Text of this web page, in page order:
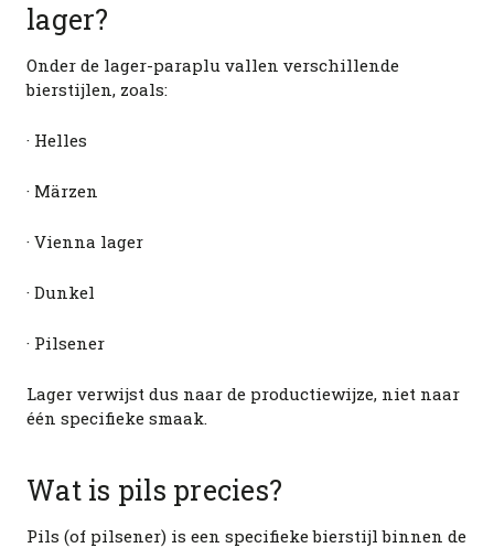
lager?
Onder de lager-paraplu vallen verschillende
bierstijlen, zoals:
· Helles
· Märzen
· Vienna lager
· Dunkel
· Pilsener
Lager verwijst dus naar de productiewijze, niet naar
één specifieke smaak.
Wat is pils precies?
Pils (of pilsener) is een specifieke bierstijl binnen de